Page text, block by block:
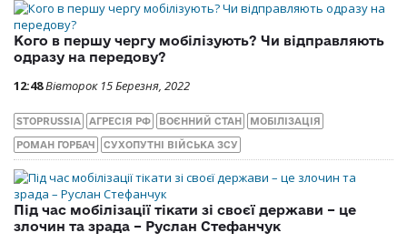
Кого в першу чергу мобілізують? Чи відправляють
одразу на передову?
12:48Вівторок 15 Березня, 2022
STOPRUSSIA АГРЕСІЯ РФ ВОЄННИЙ СТАН МОБІЛІЗАЦІЯ
РОМАН ГОРБАЧ СУХОПУТНІ ВІЙСЬКА ЗСУ
Під час мобілізації тікати зі своєї держави – це
злочин та зрада – Руслан Стефанчук